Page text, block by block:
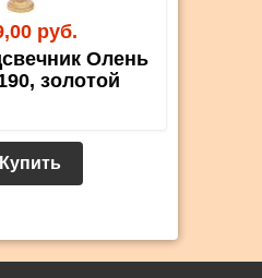
руб.
Олень
золотой